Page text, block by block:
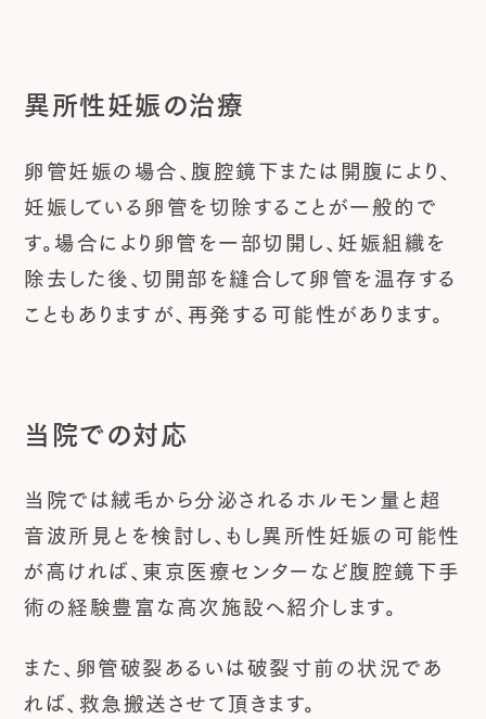
異所性妊娠の治療
卵管妊娠の場合、腹腔鏡下または開腹により、
妊娠している卵管を切除することが一般的で
す。場合により卵管を一部切開し、妊娠組織を
除去した後、切開部を縫合して卵管を温存する
こともありますが、再発する可能性があります。
当院での対応
当院では絨毛から分泌されるホルモン量と超
音波所見とを検討し、もし異所性妊娠の可能性
が高ければ、東京医療センターなど腹腔鏡下手
術の経験豊富な高次施設へ紹介します。
また、卵管破裂あるいは破裂寸前の状況であ
れば、救急搬送させて頂きます。